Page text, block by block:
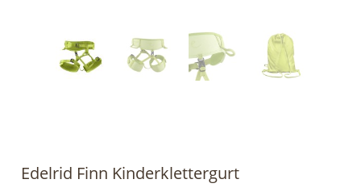
Edelrid Finn Kinderklettergurt